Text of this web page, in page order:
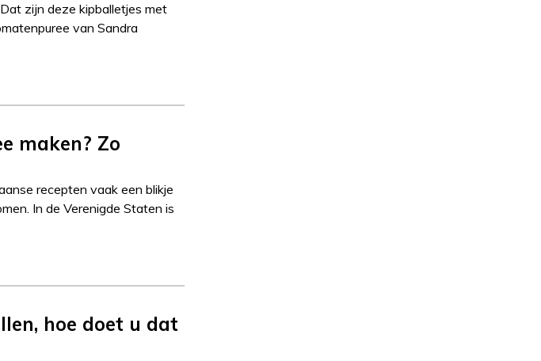
zijn deze kipballetjes met
van Sandra
maken? Zo
recepten vaak een blikje
In de Verenigde Staten is
hoe doet u dat